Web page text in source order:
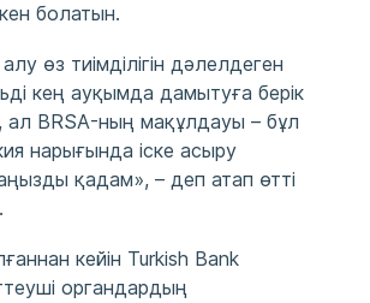
болатын.
өз тиімділігін дәлелдеген
кең ауқымда дамытуға берік
ал BRSA-ның мақұлдауы – бұл
нарығында іске асыру
қадам», – деп атап өтті
кейін Turkish Bank
органдардың